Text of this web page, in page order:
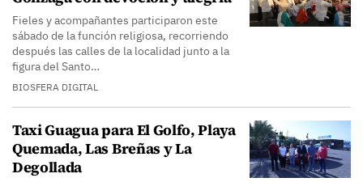
Fieles y acompañantes participaron este
sábado de la función religiosa, recorriendo
después las calles de la localidad junto a la
figura del Santo…
BIOSFERA DIGITAL
Taxi Guagua para El Golfo, Playa
Quemada, Las Breñas y La
Degollada